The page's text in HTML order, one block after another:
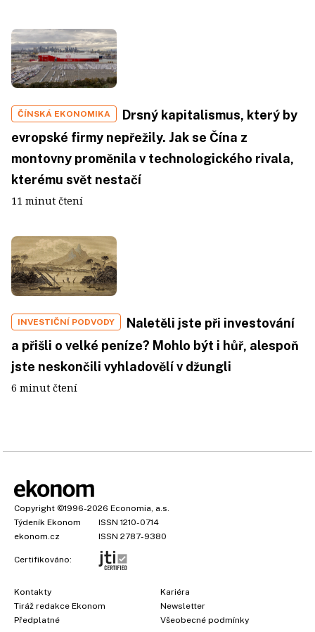
ČÍNSKÁ EKONOMIKA
Drsný kapitalismus, který by
evropské firmy nepřežily. Jak se Čína z
montovny proměnila v technologického rivala,
kterému svět nestačí
11 minut čtení
INVESTIČNÍ PODVODY
Naletěli jste při investování
a přišli o velké peníze? Mohlo být i hůř, alespoň
jste neskončili vyhladovělí v džungli
6 minut čtení
Copyright ©1996-2026 Economia, a.s.
Týdeník Ekonom
ISSN 1210-0714
ekonom.cz
ISSN 2787-9380
Certifikováno:
Kontakty
Tiráž redakce Ekonom
Předplatné
Kariéra
Newsletter
Všeobecné podmínky